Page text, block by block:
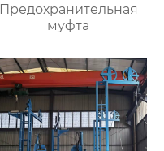
Предохранительная
муфта